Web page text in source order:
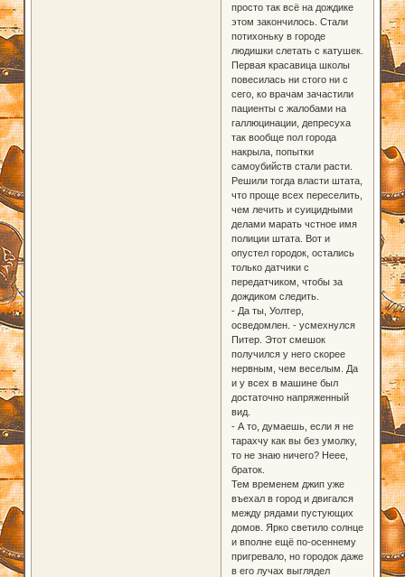
просто так всё на дождике
этом закончилось. Стали
потихоньку в городе
людишки слетать с катушек.
Первая красавица школы
повесилась ни стого ни с
сего, ко врачам зачастили
пациенты с жалобами на
галлюцинации, депресуха
так вообще пол города
накрыла, попытки
самоубийств стали расти.
Решили тогда власти штата,
что проще всех переселить,
чем лечить и суицидными
делами марать чстное имя
полиции штата. Вот и
опустел городок, остались
только датчики с
передатчиком, чтобы за
дождиком следить.
- Да ты, Уолтер,
осведомлен. - усмехнулся
Питер. Этот смешок
получился у него скорее
нервным, чем веселым. Да
и у всех в машине был
достаточно напряженный
вид.
- А то, думаешь, если я не
тарахчу как вы без умолку,
то не знаю ничего? Неее,
браток.
Тем временем джип уже
въехал в город и двигался
между рядами пустующих
домов. Ярко светило солнце
и вполне ещё по-осеннему
пригревало, но городок даже
в его лучах выглядел